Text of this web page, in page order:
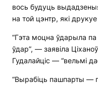
вось будуць
на той цэнтр, які
“Гэта моцна ўдарыла
ўдар”, — заявіла
Гудалайціс — “вельмі
“Вырабіць пашпарты —